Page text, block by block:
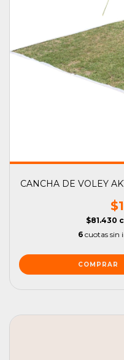
CANCHA DE VOLEY
$81.430
6 cuotas sin